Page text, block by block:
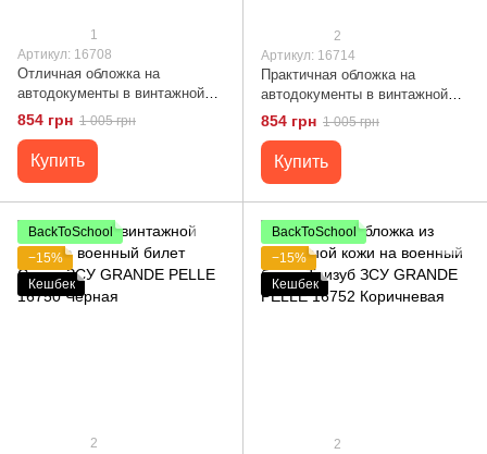
1
Артикул: 16708
Отличная обложка на
автодокументы в винтажной
коже Сердце GRANDE PELLE
16708 Черная
854 грн 1 005 грн
Купить
2
Артикул: 16714
Практичная обложка на
автодокументы в винтажной
коже Сердце GRANDE PELLE
16714 Синий
854 грн 1 005 грн
Купить
BackToSchool
−15%
Кешбек
2
BackToSchool
−15%
Кешбек
2